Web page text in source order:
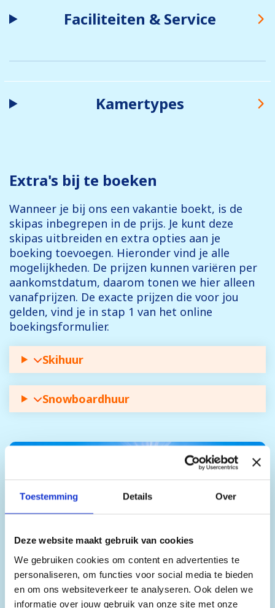
Toestemming Details Over
Deze website maakt gebruik van cookies
We gebruiken cookies om content en advertenties te
personaliseren, om functies voor social media te bieden
en om ons websiteverkeer te analyseren. Ook delen we
informatie over jouw gebruik van onze site met onze
Faciliteiten & Service
Kamertypes
Extra's bij te boeken
Wanneer je bij ons een vakantie boekt, is de
skipas inbegrepen in de prijs. Je kunt deze
skipas uitbreiden en extra opties aan je
boeking toevoegen. Hieronder vind je alle
mogelijkheden. De prijzen kunnen variëren per
aankomstdatum, daarom tonen we hier alleen
vanafprijzen. De exacte prijzen die voor jou
gelden, vind je in stap 1 van het online
boekingsformulier.
Skihuur
Snowboardhuur
Het skidorp Valmeinier